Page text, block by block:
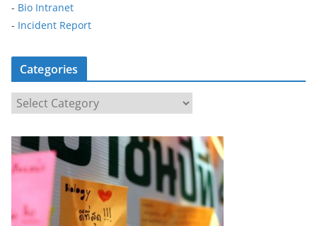
- Bio Intranet
- Incident Report
Categories
t
e
g